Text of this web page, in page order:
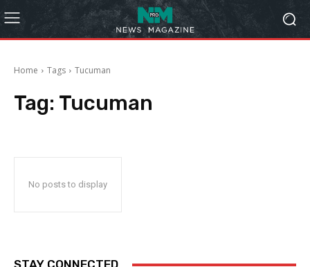
Home Tags Tucuman
Tag: Tucuman
No posts to display
STAY CONNECTED